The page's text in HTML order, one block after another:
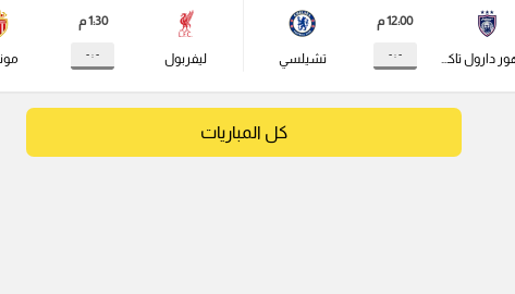
جوهور دارول تاكزيم
12:00 م
- : - تشيلسي ليفربول
1:30 م
- : -
كل المباريات